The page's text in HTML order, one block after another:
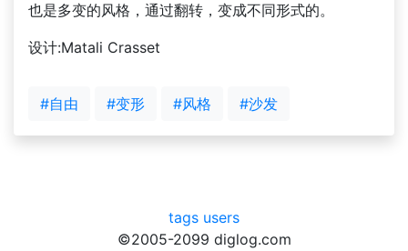
也是多变的风格，通过翻转，变成不同形式的。
设计:Matali Crasset
#自由 #变形 #风格 #沙发
tags users
©2005-2099 diglog.com